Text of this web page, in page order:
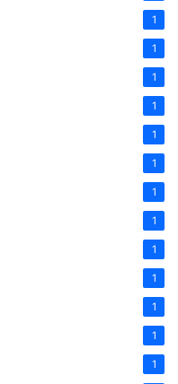
1
1
1
1
1
1
1
1
1
1
1
1
1